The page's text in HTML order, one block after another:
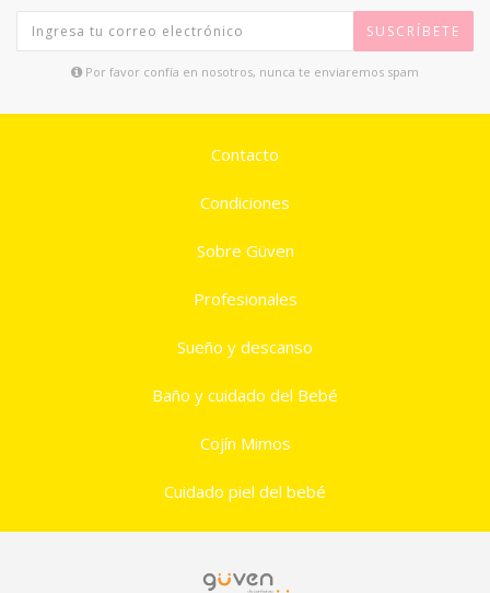
SUSCRÍBETE
Por favor confía en nosotros, nunca te enviaremos spam
Contacto
Condiciones
Sobre Güven
Profesionales
Sueño y descanso
Baño y cuidado del Bebé
Cojín Mimos
Cuidado piel del bebé